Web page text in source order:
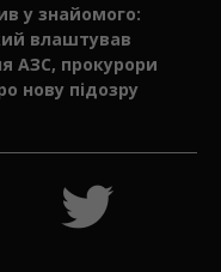
у знайомого:
влаштував
АЗС, прокурори
нову підозру